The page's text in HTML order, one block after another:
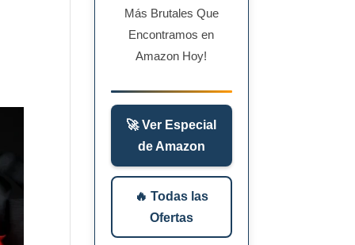
Más Brutales Que
Encontramos en
Amazon Hoy!
🚀 Ver Especial
de Amazon
🔥 Todas las
Ofertas